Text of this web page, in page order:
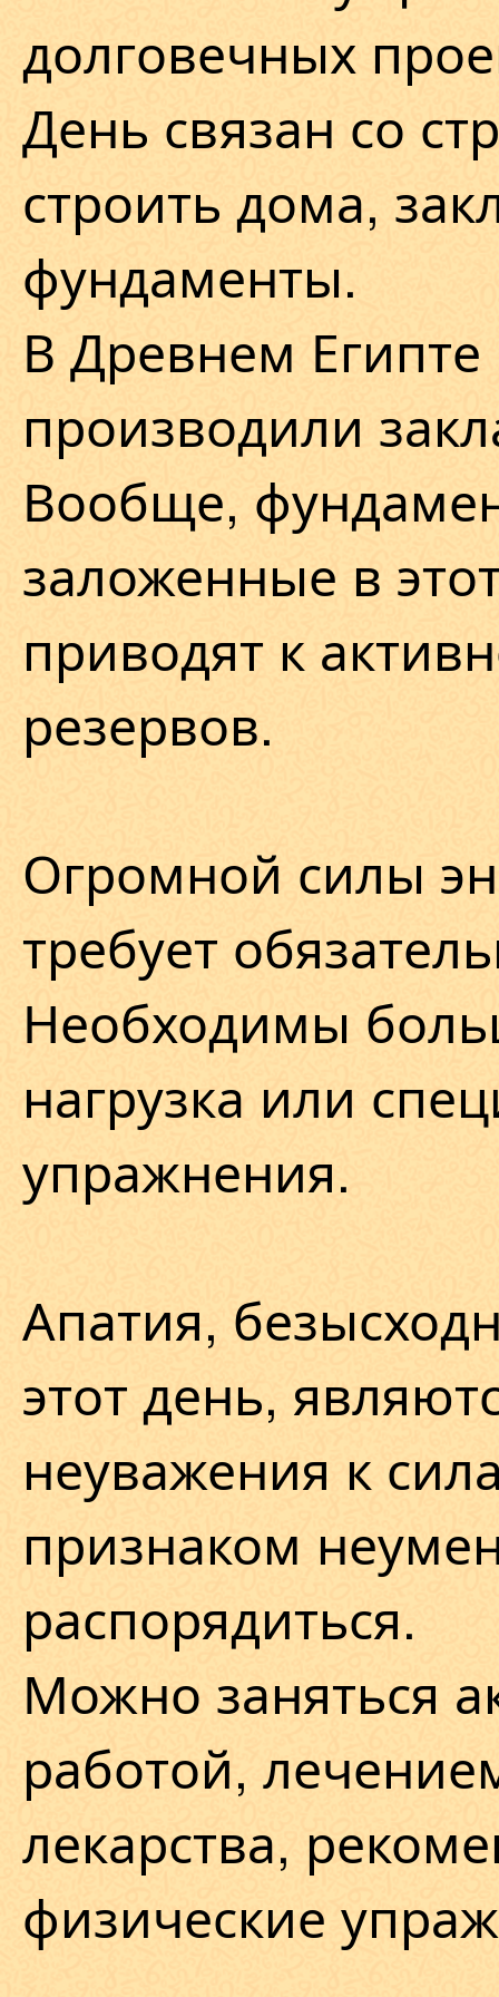
долговечных
День связан со
строить дома,
фундаменты.
В Древнем Египте
производили
Вообще,
заложенные в
приводят к
резервов.
Огромной силы
требует
Необходимы
нагрузка или
упражнения.
Апатия,
этот день,
неуважения к
признаком
распорядиться.
Можно заняться
работой,
лекарства,
физические